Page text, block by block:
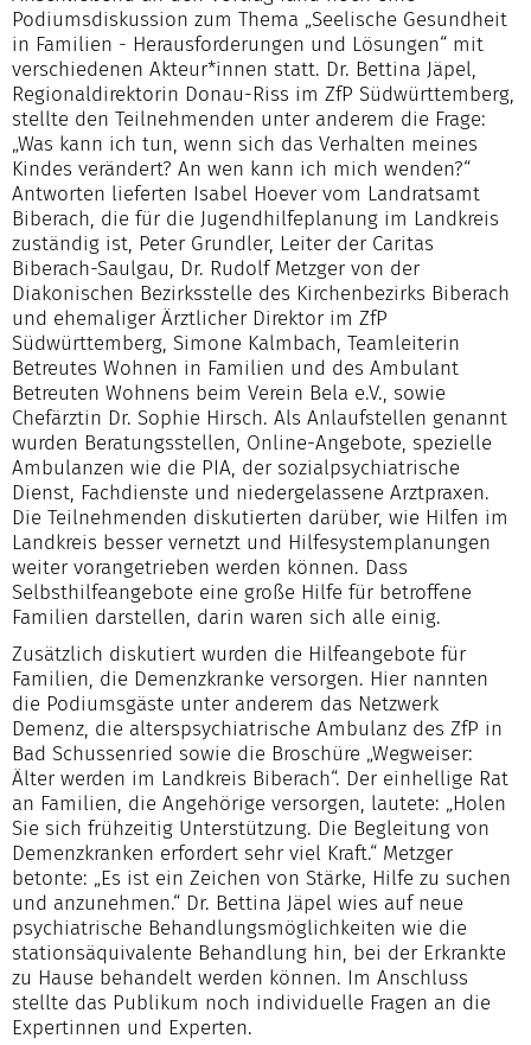
Podiumsdiskussion zum Thema „Seelische Gesundheit
in Familien - Herausforderungen und Lösungen“ mit
verschiedenen Akteur*innen statt. Dr. Bettina Jäpel,
Regionaldirektorin Donau-Riss im ZfP Südwürttemberg,
stellte den Teilnehmenden unter anderem die Frage:
„Was kann ich tun, wenn sich das Verhalten meines
Kindes verändert? An wen kann ich mich wenden?“
Antworten lieferten Isabel Hoever vom Landratsamt
Biberach, die für die Jugendhilfeplanung im Landkreis
zuständig ist, Peter Grundler, Leiter der Caritas
Biberach-Saulgau, Dr. Rudolf Metzger von der
Diakonischen Bezirksstelle des Kirchenbezirks Biberach
und ehemaliger Ärztlicher Direktor im ZfP
Südwürttemberg, Simone Kalmbach, Teamleiterin
Betreutes Wohnen in Familien und des Ambulant
Betreuten Wohnens beim Verein Bela e.V., sowie
Chefärztin Dr. Sophie Hirsch. Als Anlaufstellen genannt
wurden Beratungsstellen, Online-Angebote, spezielle
Ambulanzen wie die PIA, der sozialpsychiatrische
Dienst, Fachdienste und niedergelassene Arztpraxen.
Die Teilnehmenden diskutierten darüber, wie Hilfen im
Landkreis besser vernetzt und Hilfesystemplanungen
weiter vorangetrieben werden können. Dass
Selbsthilfeangebote eine große Hilfe für betroffene
Familien darstellen, darin waren sich alle einig.
Zusätzlich diskutiert wurden die Hilfeangebote für
Familien, die Demenzkranke versorgen. Hier nannten
die Podiumsgäste unter anderem das Netzwerk
Demenz, die alterspsychiatrische Ambulanz des ZfP in
Bad Schussenried sowie die Broschüre „Wegweiser:
Älter werden im Landkreis Biberach“. Der einhellige Rat
an Familien, die Angehörige versorgen, lautete: „Holen
Sie sich frühzeitig Unterstützung. Die Begleitung von
Demenzkranken erfordert sehr viel Kraft.“ Metzger
betonte: „Es ist ein Zeichen von Stärke, Hilfe zu suchen
und anzunehmen.“ Dr. Bettina Jäpel wies auf neue
psychiatrische Behandlungsmöglichkeiten wie die
stationsäquivalente Behandlung hin, bei der Erkrankte
zu Hause behandelt werden können. Im Anschluss
stellte das Publikum noch individuelle Fragen an die
Expertinnen und Experten.